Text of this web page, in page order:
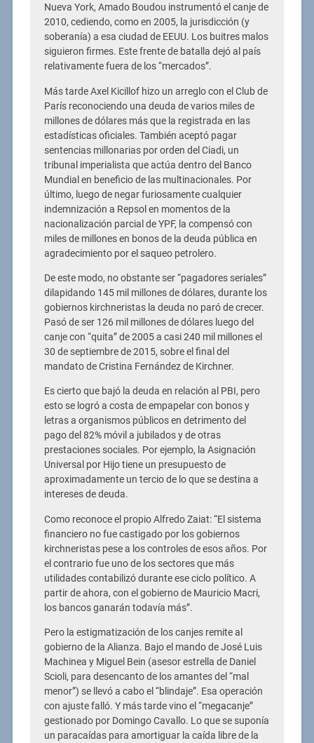
Nueva York, Amado Boudou instrumentó el canje de
2010, cediendo, como en 2005, la jurisdicción (y
soberanía) a esa ciudad de EEUU. Los buitres malos
siguieron firmes. Este frente de batalla dejó al país
relativamente fuera de los “mercados”.
Más tarde Axel Kicillof hizo un arreglo con el Club de
París reconociendo una deuda de varios miles de
millones de dólares más que la registrada en las
estadísticas oficiales. También aceptó pagar
sentencias millonarias por orden del Ciadi, un
tribunal imperialista que actúa dentro del Banco
Mundial en beneficio de las multinacionales. Por
último, luego de negar furiosamente cualquier
indemnización a Repsol en momentos de la
nacionalización parcial de YPF, la compensó con
miles de millones en bonos de la deuda pública en
agradecimiento por el saqueo petrolero.
De este modo, no obstante ser “pagadores seriales”
dilapidando 145 mil millones de dólares, durante los
gobiernos kirchneristas la deuda no paró de crecer.
Pasó de ser 126 mil millones de dólares luego del
canje con “quita” de 2005 a casi 240 mil millones el
30 de septiembre de 2015, sobre el final del
mandato de Cristina Fernández de Kirchner.
Es cierto que bajó la deuda en relación al PBI, pero
esto se logró a costa de empapelar con bonos y
letras a organismos públicos en detrimento del
pago del 82% móvil a jubilados y de otras
prestaciones sociales. Por ejemplo, la Asignación
Universal por Hijo tiene un presupuesto de
aproximadamente un tercio de lo que se destina a
intereses de deuda.
Como reconoce el propio Alfredo Zaiat: “El sistema
financiero no fue castigado por los gobiernos
kirchneristas pese a los controles de esos años. Por
el contrario fue uno de los sectores que más
utilidades contabilizó durante ese ciclo político. A
partir de ahora, con el gobierno de Mauricio Macri,
los bancos ganarán todavía más”.
Pero la estigmatización de los canjes remite al
gobierno de la Alianza. Bajo el mando de José Luis
Machinea y Miguel Bein (asesor estrella de Daniel
Scioli, para desencanto de los amantes del “mal
menor”) se llevó a cabo el “blindaje”. Esa operación
con ajuste falló. Y más tarde vino el “megacanje”
gestionado por Domingo Cavallo. Lo que se suponía
un paracaídas para amortiguar la caída libre de la